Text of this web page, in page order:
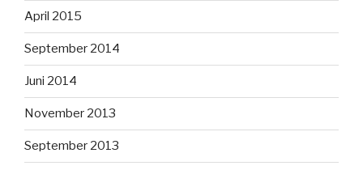
April 2015
September 2014
Juni 2014
November 2013
September 2013